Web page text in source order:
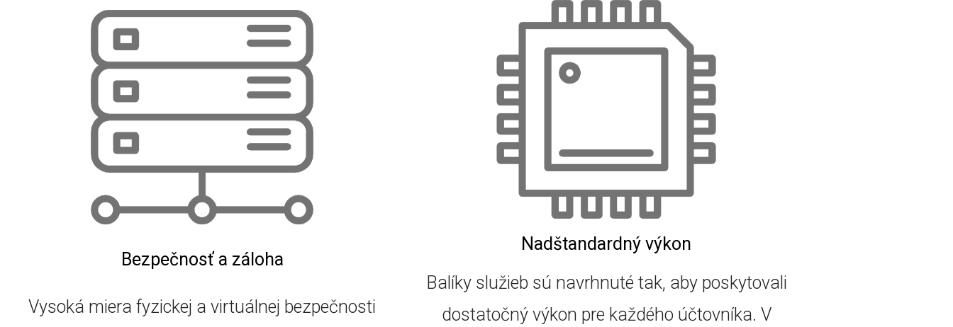
Bezpečnosť a záloha
Vysoká miera fyzickej a virtuálnej bezpečnosti
Nadštandardný výkon
Balíky služieb sú navrhnuté tak, aby poskytovali
dostatočný výkon pre každého účtovníka. V